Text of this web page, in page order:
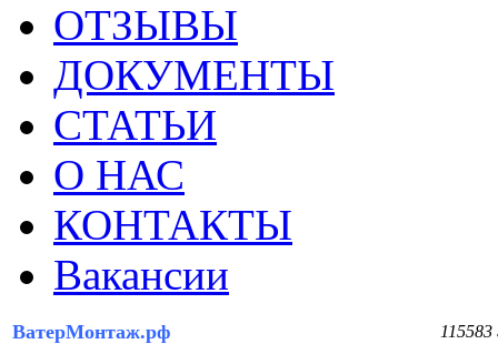
ОТЗЫВЫ
ДОКУМЕНТЫ
СТАТЬИ
О НАС
КОНТАКТЫ
Вакансии
ВатерМонтаж.рф